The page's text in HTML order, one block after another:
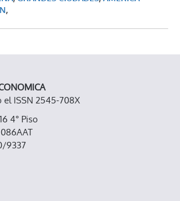
,
ISSN 2545-708X
4° Piso
9337